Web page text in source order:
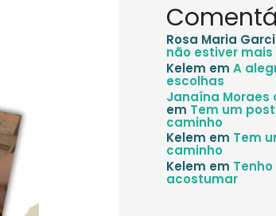
Rosa Maria
não estiver
Kelem em A
escolhas
Janaína Moraes
em Tem um
caminho
Kelem em Tem
caminho
Kelem em
acostumar